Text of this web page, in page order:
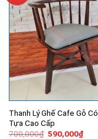
Thanh Lý Ghế Cafe Gỗ
Tựa Cao Cấp
700,000₫ Giá
590,000₫Giá